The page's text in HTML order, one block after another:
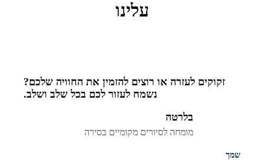
עלינו
זקוקים לעזרה או רוצים להזמין את החוויה שלכם?
נשמח לעזור לכם בכל שלב ושלב.
בלרטה
מומחה לסיורים מקומיים בסירה
שמך